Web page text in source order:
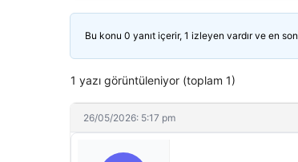
Bu konu 0 yanıt içerir, 1 izleyen vardır ve en son
1 yazı görüntüleniyor (toplam 1)
26/05/2026: 5:17 pm